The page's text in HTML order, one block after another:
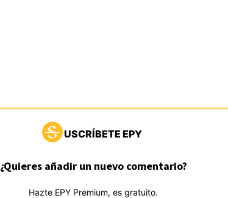
USCRÍBETE EPY
¿Quieres añadir un nuevo comentario?
Hazte EPY Premium, es gratuito.